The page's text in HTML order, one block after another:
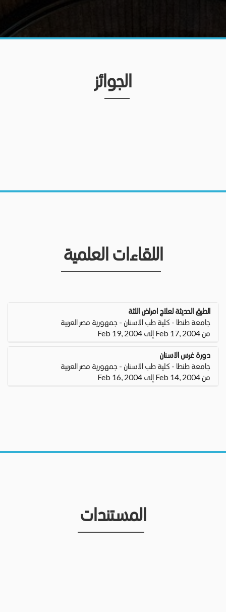
الجوائز
اللقاءات العلمية
الطرق الحديثة لعلاج امراض اللثة
جامعة طنطا - كلية طب الاسنان - جمهورية مصر العربية
من Feb 17, 2004 إلى Feb 19, 2004
دورة غرس الاسنان
جامعة طنطا - كلية طب الاسنان - جمهورية مصر العربية
من Feb 14, 2004 إلى Feb 16, 2004
المستندات